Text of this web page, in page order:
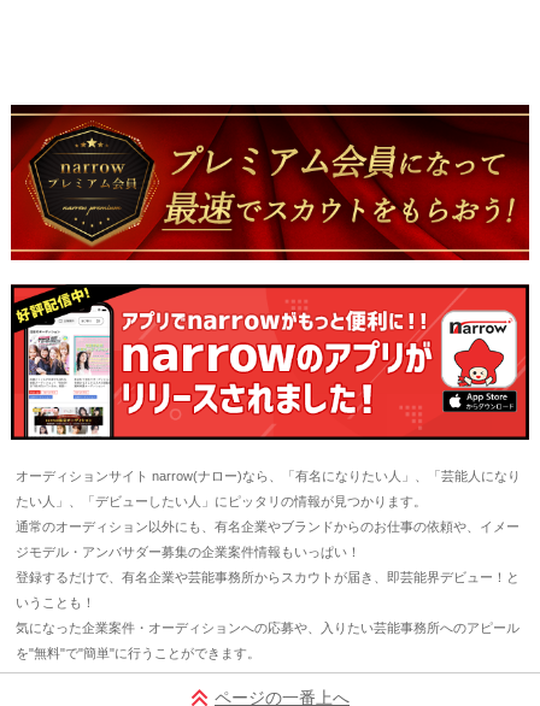
オーディションサイト narrow(ナロー)なら、「有名になりたい人」、「芸能人になり
たい人」、「デビューしたい人」にピッタリの情報が見つかります。
通常のオーディション以外にも、有名企業やブランドからのお仕事の依頼や、イメー
ジモデル・アンバサダー募集の企業案件情報もいっぱい！
登録するだけで、有名企業や芸能事務所からスカウトが届き、即芸能界デビュー！と
いうことも！
気になった企業案件・オーディションへの応募や、入りたい芸能事務所へのアピール
を"無料"で"簡単"に行うことができます。
ページの一番上へ